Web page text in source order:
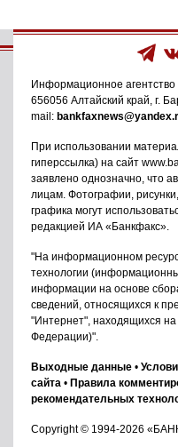
Информационное агентство
656056 Алтайский край, г.
mail:
При использовании
гиперссылка) на сайт
заявлено однозначно, что
лицам. Фотографии,
графика могут
редакцией ИА «Банкфакс».
"На информационном
технологии
информации на основе
сведений, относящихся к
"Интернет", находящихся на
Федерации)".
Выходные данные •
сайта • Правила
рекомендательных
Copyright © 1994-2026